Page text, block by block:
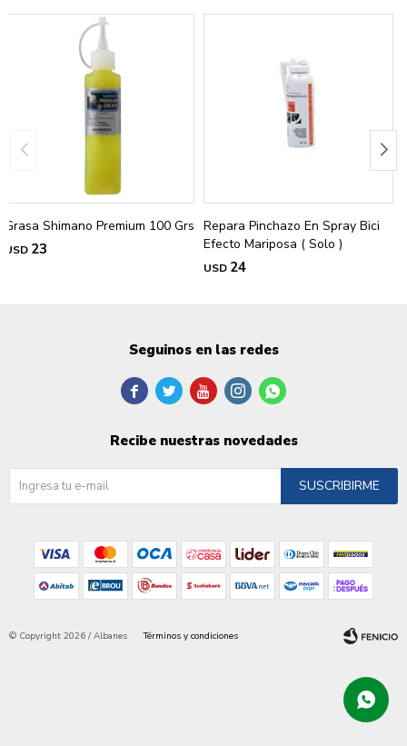
Grasa Shimano Premium 100 Grs
USD 23
Repara Pinchazo En Spray Bici
Efecto Mariposa ( Solo )
USD 24
Seguinos en las redes
    
Recibe nuestras novedades
SUSCRIBIRME
© Copyright 2026 / Albanes Términos y condiciones